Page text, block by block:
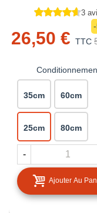
3
26,50 € TTC
35cm 60cm
25cm 80cm
-
Ajouter Au